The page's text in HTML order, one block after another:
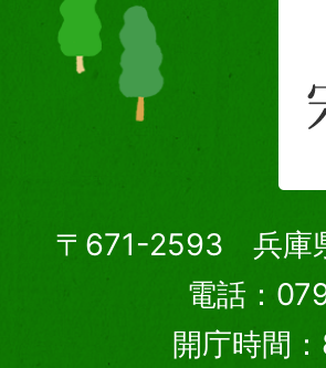
〒671-2593 兵庫
電話：
開庁時間